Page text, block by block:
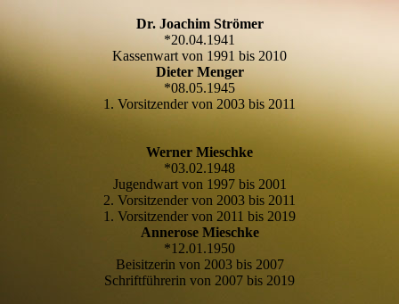
Dr. Joachim Strömer
*20.04.1941
Kassenwart von 1991 bis 2010
Dieter Menger
*08.05.1945
1. Vorsitzender von 2003 bis 2011
Werner Mieschke
*03.02.1948
Jugendwart von 1997 bis 2001
2. Vorsitzender von 2003 bis 2011
1. Vorsitzender von 2011 bis 2019
Annerose Mieschke
*12.01.1950
Beisitzerin von 2003 bis 2007
Schriftführerin von 2007 bis 2019